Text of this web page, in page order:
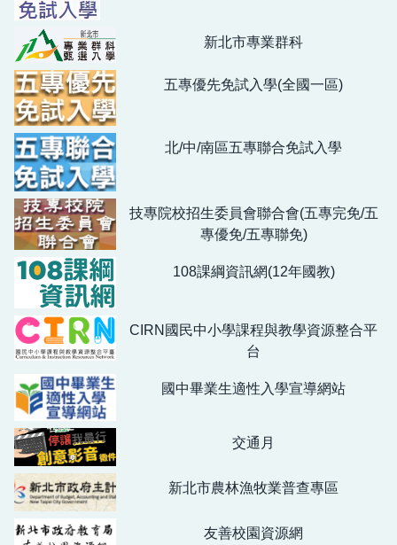
新北市專業群科
五專優先免試入學(全國一區)
北/中/南區五專聯合免試入學
技專院校招生委員會聯合會(五專完免/五
專優免/五專聯免)
108課綱資訊網(12年國教)
CIRN國民中小學課程與教學資源整合平
台
國中畢業生適性入學宣導網站
交通月
新北市農林漁牧業普查專區
友善校園資源網